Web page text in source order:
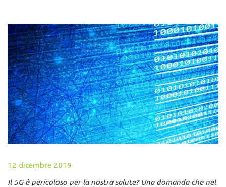
12 dicembre 2019
Il 5G è pericoloso per la nostra salute? Una domanda che nel